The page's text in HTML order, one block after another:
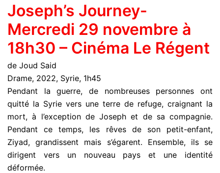
Joseph’s Journey-
Mercredi 29 novembre à
18h30 – Cinéma Le Régent
de Joud Said
Drame, 2022, Syrie, 1h45
Pendant la guerre, de nombreuses personnes ont
quitté la Syrie vers une terre de refuge, craignant la
mort, à l’exception de Joseph et de sa compagnie.
Pendant ce temps, les rêves de son petit-enfant,
Ziyad, grandissent mais s’égarent. Ensemble, ils se
dirigent vers un nouveau pays et une identité
déformée.